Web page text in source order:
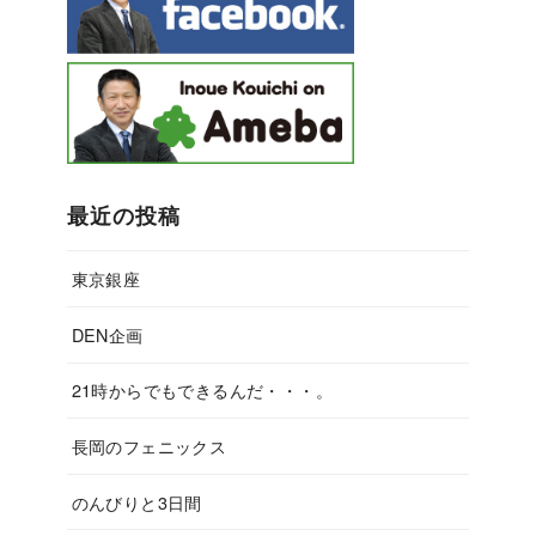
最近の投稿
東京銀座
DEN企画
21時からでもできるんだ・・・。
長岡のフェニックス
のんびりと3日間